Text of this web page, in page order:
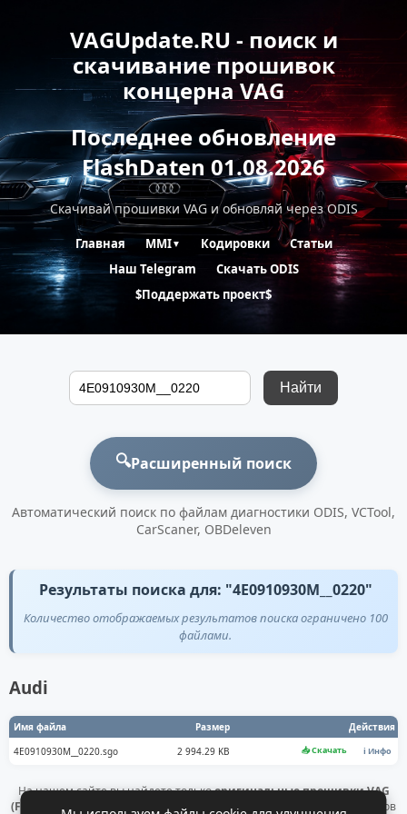
VAGUpdate.RU - поиск и
скачивание прошивок
концерна VAG
Последнее обновление
FlashDaten 01.08.2026
Скачивай прошивки VAG и обновляй через ODIS
Главная MMI▼ Кодировки
Статьи
Наш Telegram
Скачать ODIS
$Поддержать проект$
Найти
🔍Расширенный поиск
Автоматический поиск по файлам диагностики ODIS, VCTool,
CarScaner, OBDeleven
Результаты поиска для: "4E0910930M__0220"
Количество отображаемых результатов поиска ограничено 100
файлами.
Audi
Имя файла Размер
Действия
4E0910930M__0220.sgo
2 994.29 KB 📥 Скачать ℹ️ Инфо
На нашем сайте вы найдете толькооригинальные прошивки VAG
(Flashdaten)
. Все файлы получены напрямую с официальных серверов